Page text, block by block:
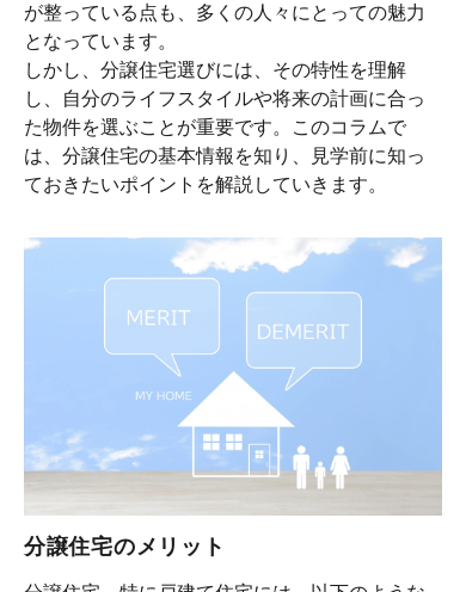
が整っている点も、多くの人々にとっての魅力
となっています。
しかし、分譲住宅選びには、その特性を理解
し、自分のライフスタイルや将来の計画に合っ
た物件を選ぶことが重要です。このコラムで
は、分譲住宅の基本情報を知り、見学前に知っ
ておきたいポイントを解説していきます。
分譲住宅のメリット